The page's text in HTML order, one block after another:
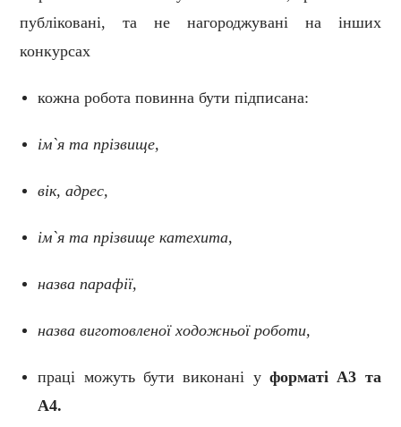
публіковані, та не нагороджувані на інших
конкурсах
кожна робота повинна бути підписана:
ім`я та прізвище,
вік, адрес,
ім`я та прізвище катехита,
назва парафії,
назва виготовленої ходожньої роботи,
праці можуть бути виконані у форматіA3 та
А4.